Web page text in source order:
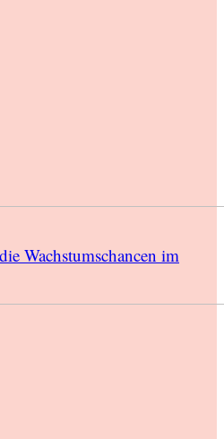
Wachstumschancen im